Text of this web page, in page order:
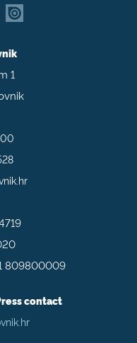
1
809800009
contact